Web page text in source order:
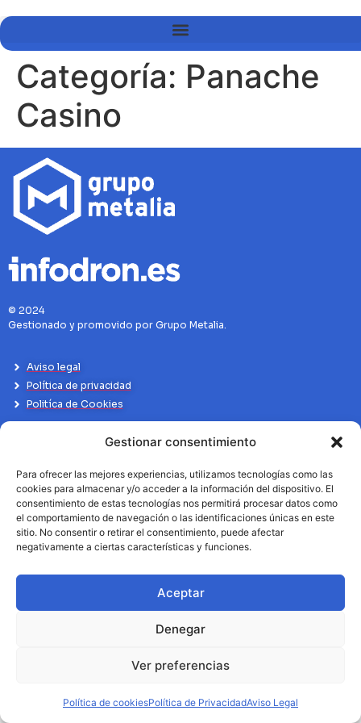
Gestionar consentimiento
Para ofrecer las mejores experiencias, utilizamos tecnologías como las
cookies para almacenar y/o acceder a la información del dispositivo. El
consentimiento de estas tecnologías nos permitirá procesar datos como
el comportamiento de navegación o las identificaciones únicas en este
sitio. No consentir o retirar el consentimiento, puede afectar
negativamente a ciertas características y funciones.
Aceptar
Denegar
Ver preferencias
Política de cookiesPolítica de PrivacidadAviso Legal
Categoría: Panache
Casino
© 2024
Gestionado y promovido por Grupo Metalia.
Aviso legal
Política de privacidad
Politíca de Cookies